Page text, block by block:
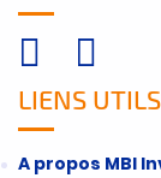
LIENS UTILS
A propos MBI